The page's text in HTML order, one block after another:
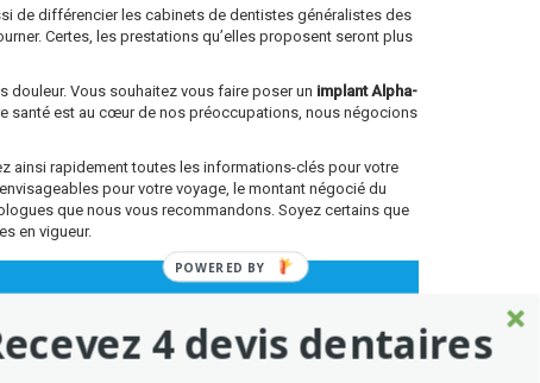
de différencier les cabinets de dentistes généralistes des
Certes, les prestations qu’elles proposent seront plus
douleur. Vous souhaitez vous faire poser un implant Alpha-
santé est au cœur de nos préoccupations, nous négocions
ainsi rapidement toutes les informations-clés pour votre
pour votre voyage, le montant négocié du
que nous vous recommandons. Soyez certains que
en vigueur.
4 devis dentaires
POWERED
BY